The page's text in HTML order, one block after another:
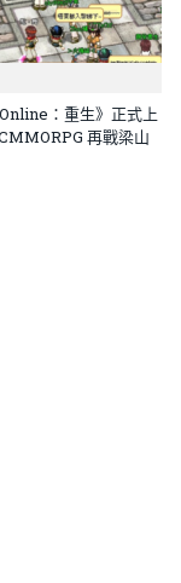
Online：重生》正式上
再戰梁山